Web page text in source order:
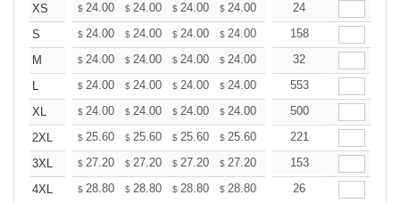
XS $ 24.00 $ 24.00 $ 24.00 $ 24.00 24.00
24
S
$ 24.00 $ 24.00 $ 24.00 $ 24.00 24.00
158
M
$ 24.00 $ 24.00 $ 24.00 $ 24.00 24.00
32
L
$ 24.00 $ 24.00 $ 24.00 $ 24.00 24.00
553
XL
$ 24.00 $ 24.00 $ 24.00 $ 24.00 24.00
500
2XL
$ 25.60 $ 25.60 $ 25.60 $ 25.60 25.60
221
3XL
$ 27.20 $ 27.20 $ 27.20 $ 27.20 27.20
153
4XL
$ 28.80 $ 28.80 $ 28.80 $ 28.80 28.80
26